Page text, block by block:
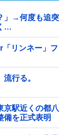
」→何度も追
…
「リンネー」
流行る。
京駅近くの都
備を正式表明